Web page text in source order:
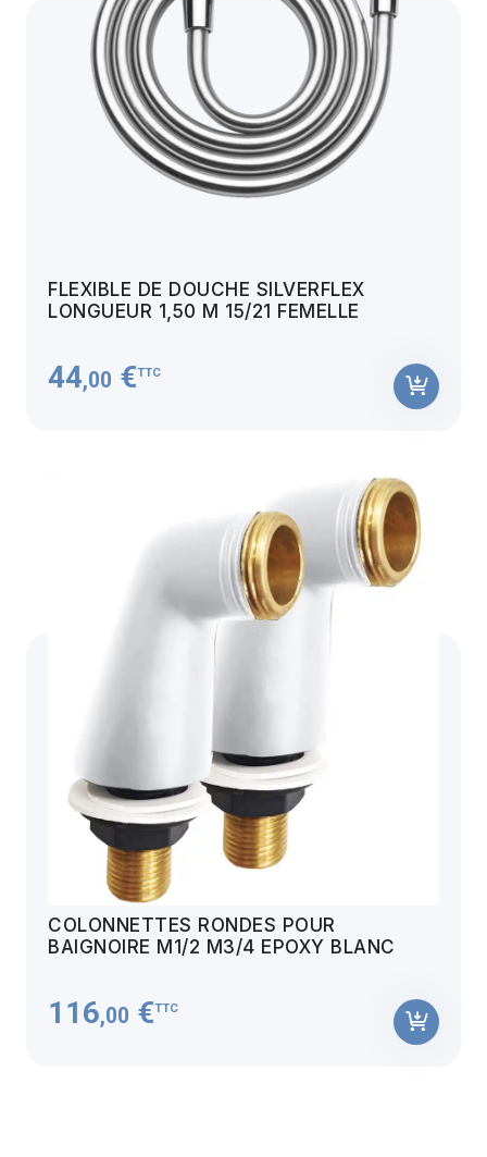
FLEXIBLE DE DOUCHE SILVERFLEX
LONGUEUR 1,50 M 15/21 FEMELLE
44,00 €TTC
COLONNETTES RONDES POUR
BAIGNOIRE M1/2 M3/4 EPOXY BLANC
116,00 €TTC